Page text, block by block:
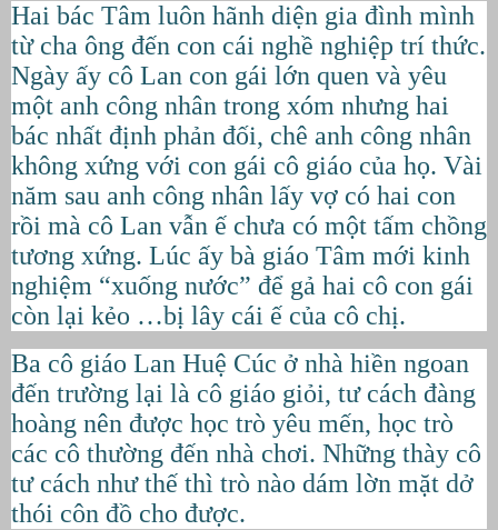
Hai bác Tâm luôn hãnh diện gia đình mình
từ cha ông đến con cái nghề nghiệp trí thức.
Ngày ấy cô Lan con gái lớn quen và yêu
một anh công nhân trong xóm nhưng hai
bác nhất định phản đối, chê anh công nhân
không xứng với con gái cô giáo của họ. Vài
năm sau anh công nhân lấy vợ có hai con
rồi mà cô Lan vẫn ế chưa có một tấm chồng
tương xứng. Lúc ấy bà giáo Tâm mới kinh
nghiệm “xuống nước” để gả hai cô con gái
còn lại kẻo …bị lây cái ế của cô chị.
Ba cô giáo Lan Huệ Cúc ở nhà hiền ngoan
đến trường lại là cô giáo giỏi, tư cách đàng
hoàng nên được học trò yêu mến, học trò
các cô thường đến nhà chơi. Những thày cô
tư cách như thế thì trò nào dám lờn mặt dở
thói côn đồ cho được.